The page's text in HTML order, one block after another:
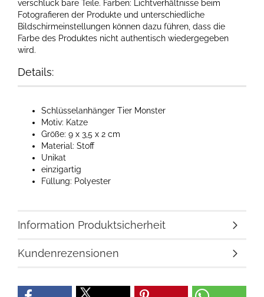
verschluck bare Teile. Farben: Lichtverhältnisse beim
Fotografieren der Produkte und unterschiedliche
Bildschirmeinstellungen können dazu führen, dass die
Farbe des Produktes nicht authentisch wiedergegeben
wird.
Details:
Schlüsselanhänger Tier Monster
Motiv: Katze
Größe: 9 x 3,5 x 2 cm
Material: Stoff
Unikat
einzigartig
Füllung: Polyester
Information Produktsicherheit
Kundenrezensionen